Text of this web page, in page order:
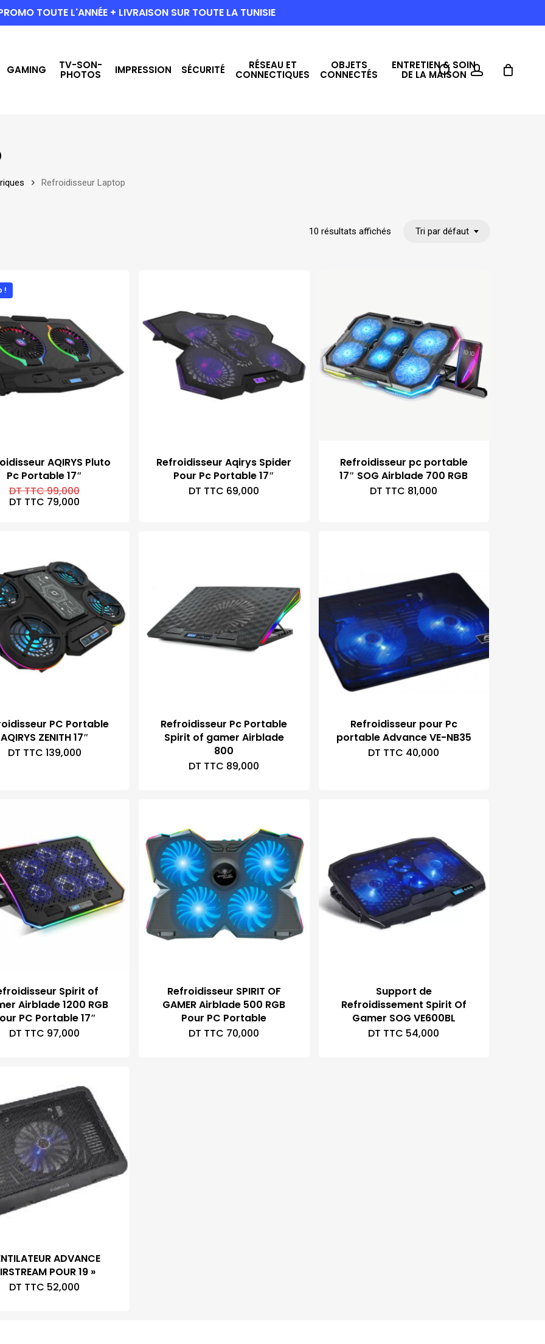
TOUTE L'ANNÉE + LIVRAISON SUR TOUTE LA TUNISIE
GAMING TV-SON-
PHOTOS IMPRESSION SÉCURITÉ RÉSEAU ET
CONNECTIQUES
OBJETS
CONNECTÉS
ENTRETIEN & SOIN
DE LA MAISONsearchaccount
Refroidisseur Laptop
10 résultats affichés Tri par défaut
!
AQIRYS Pluto
Pc Portable 17″
DT TTC99,000Le
DT TTC 79,000
Refroidisseur Aqirys Spider
Pour Pc Portable 17″
DT TTC 69,000
Refroidisseur pc portable
17″ SOG Airblade 700 RGB
DT TTC 81,000
PC Portable
AQIRYS ZENITH 17″
DT TTC 139,000
Refroidisseur Pc Portable
Spirit of gamer Airblade
800
DT TTC 89,000
Refroidisseur pour Pc
portable Advance VE-NB35
DT TTC 40,000
Spirit of
Airblade 1200 RGB
PC Portable 17″
DT TTC 97,000
Refroidisseur SPIRIT OF
GAMER Airblade 500 RGB
Pour PC Portable
DT TTC 70,000
Support de
Refroidissement Spirit Of
Gamer SOG VE600BL
DT TTC 54,000
ADVANCE
POUR 19 »
DT TTC 52,000